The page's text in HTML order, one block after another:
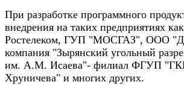
При разработке программного
внедрения на таких предприятиях
Ростелеком, ГУП "МОСГАЗ", ООО
компания "Зырянский угольный
им. А.М. Исаева"- филиал ФГУП
Хруничева" и многих других.